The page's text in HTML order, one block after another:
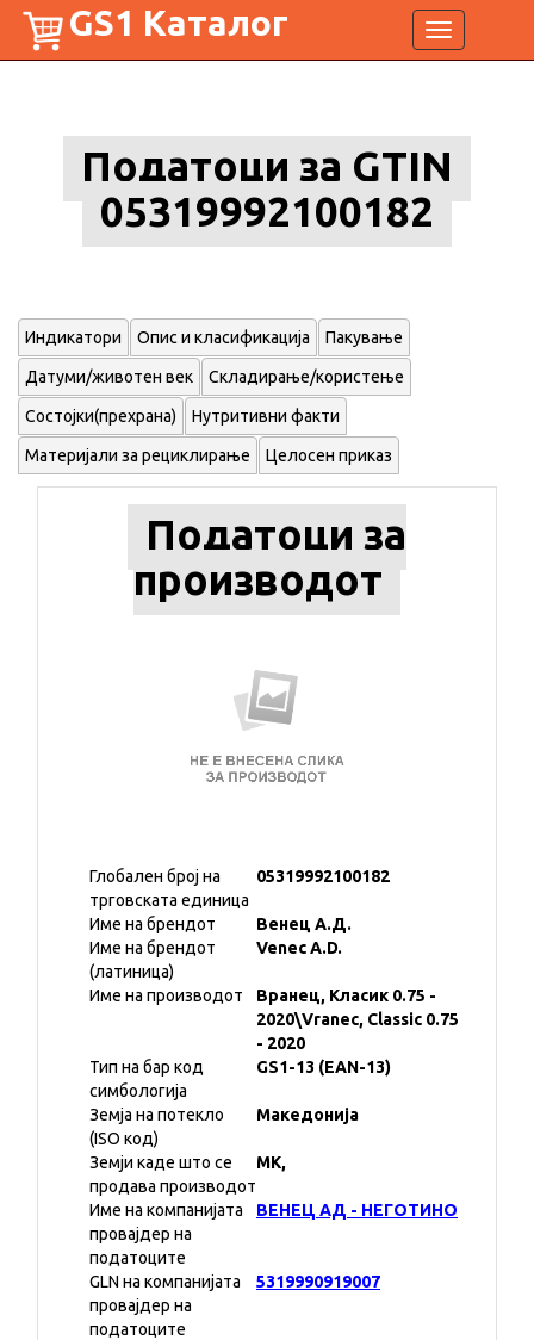
Toggle
navigation
GS1 Каталог
Податоци за GTIN
05319992100182
Индикатори Опис и класификација Пакување
Датуми/животен век Складирање/користење
Состојки(прехрана) Нутритивни факти
Материјали за рециклирање Целосен приказ
Податоци за
производот
Глобален број на
трговската единица
05319992100182
Име на брендот
Венец А.Д.
Име на брендот
(латиница)
Venec A.D.
Име на производот
Вранец, Класик 0.75 -
2020\Vranec, Classic 0.75
- 2020
Тип на бар код
симбологија
GS1-13 (EAN-13)
Земја на потекло
(ISO код)
Македонија
Земји каде што се
продава производот
MK,
Име на компанијата
провајдер на
податоците
ВЕНЕЦ АД - НЕГОТИНО
GLN на компанијата
провајдер на
податоците
5319990919007